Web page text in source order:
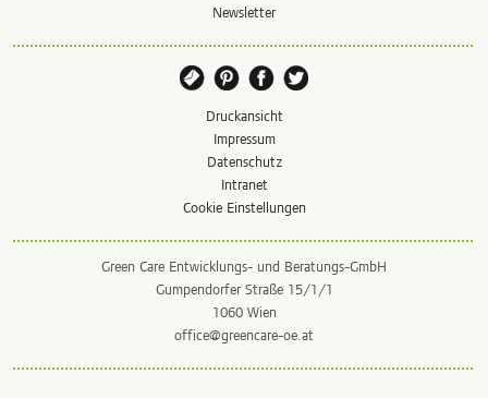
Newsletter
Druckansicht
Impressum
Datenschutz
Intranet
Cookie Einstellungen
Green Care Entwicklungs- und Beratungs-GmbH
Gumpendorfer Straße 15/1/1
1060 Wien
office@greencare-oe.at